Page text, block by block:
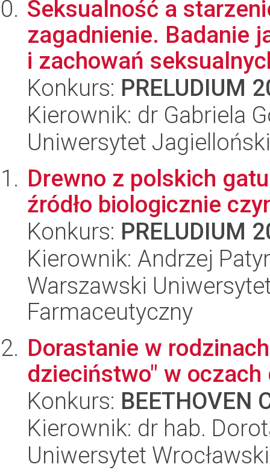
Seksualność a
zagadnienie. Badanie
i zachowań
Konkurs: PRELUDIUM
Kierownik: dr Gabriela
Uniwersytet
Drewno z polskich
źródło biologicznie
Konkurs: PRELUDIUM
Kierownik: Andrzej
Warszawski
Farmaceutyczny
Dorastanie w
dzieciństwo" w oczach
Konkurs: BEETHOVEN
Kierownik: dr hab.
Uniwersytet